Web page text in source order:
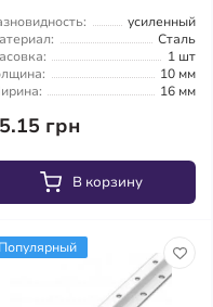
усиленный
Сталь
1 шт
10 мм
16 мм
грн
В корзину
Популярный